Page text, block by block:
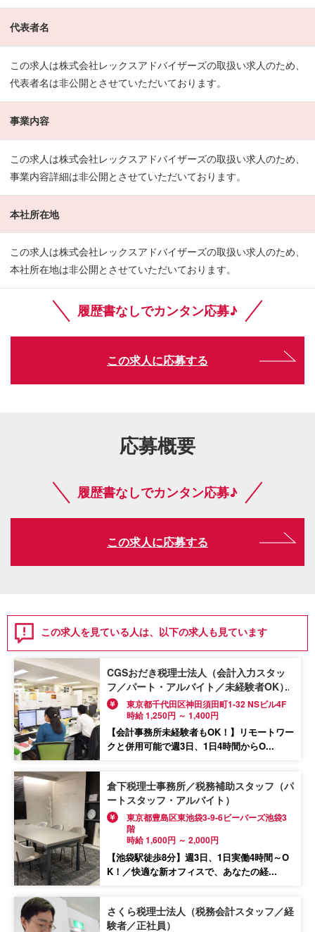
代表者名
この求人は株式会社レックスアドバイザーズの取扱い求人のため、
代表者名は非公開とさせていただいております。
事業内容
この求人は株式会社レックスアドバイザーズの取扱い求人のため、
事業内容詳細は非公開とさせていただいております。
本社所在地
この求人は株式会社レックスアドバイザーズの取扱い求人のため、
本社所在地は非公開とさせていただいております。
履歴書なしでカンタン応募♪
この求人に応募する
応募概要
履歴書なしでカンタン応募♪
この求人に応募する
この求人を見ている人は、以下の求人も見ています
CGSおだき税理士法人（会計入力スタッ
フ／パート・アルバイト／未経験者OK）
東京都千代田区神田須田町1-32 NSビル4F
時給 1,250円 ～ 1,400円
【会計事務所未経験者もOK！】リモートワー
クと併用可能で週3日、1日4時間からO...
倉下税理士事務所／税務補助スタッフ（パ
ートスタッフ・アルバイト）
東京都豊島区東池袋3-9-6ビーバーズ池袋3
階
時給 1,600円 ～ 2,000円
【池袋駅徒歩8分】週3日、1日実働4時間～O
K！／快適な新オフィスで、あなたの経...
さくら税理士法人（税務会計スタッフ／経
験者／正社員）